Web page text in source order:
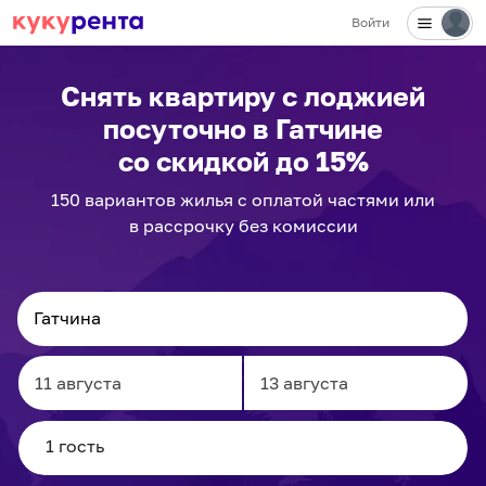
Войти
Снять квартиру с лоджией
посуточно в Гатчине
со скидкой до 15%
150 вариантов жилья с оплатой частями или
в рассрочку без комиссии
Navigate
forward
to
Navigate
to
✕